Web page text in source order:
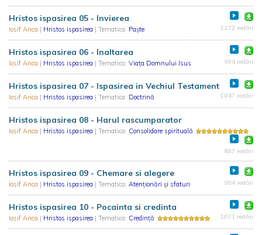
Hristos ispasirea 05 - Invierea
Iosif Anca | Hristos ispasirea | Tematica: Paște 1.272 redări
Hristos ispasirea 06 - Inaltarea
Iosif Anca | Hristos ispasirea | Tematica: Viața Domnului Isus 994 redări
Hristos ispasirea 07 - Ispasirea in Vechiul Testament
Iosif Anca | Hristos ispasirea | Tematica: Doctrină 1.047 redări
Hristos ispasirea 08 - Harul rascumparator
Iosif Anca | Hristos ispasirea | Tematica: Consolidare spirituală
887 redări
Hristos ispasirea 09 - Chemare si alegere
Iosif Anca | Hristos ispasirea | Tematica: Atenționări și sfaturi 904 redări
Hristos ispasirea 10 - Pocainta si credinta
Iosif Anca | Hristos ispasirea | Tematica: Credință 1.071 redări